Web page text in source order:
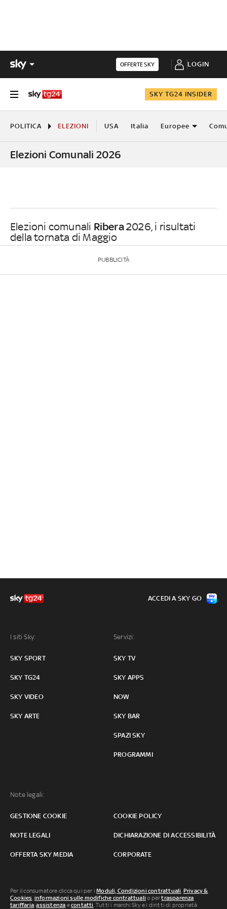
OFFERTE SKY LOGIN
SKY TG24 INSIDER
POLITICA ELEZIONI USA Italia Europee
Elezioni Comunali 2026
Elezioni comunali Ribera2026, i risultati
della tornata di Maggio
PUBBLICITÀ
I siti Sky:
SKY SPORT
SKY TG24
SKY VIDEO
SKY ARTE
Servizi:
SKY TV
SKY APPS
NOW
SKY BAR
SPAZI SKY
PROGRAMMI
Note legali:
GESTIONE COOKIE COOKIE POLICY
NOTE LEGALI DICHIARAZIONE DI ACCESSIBILITÀ
OFFERTA SKY MEDIA CORPORATE
ACCEDI A SKY GO
Per il consumatore clicca qui per iModuli, Condizioni contrattuali, Privacy &
Cookies, informazioni sulle modifiche contrattuali o pertrasparenza
tariffaria,assistenza econtatti. Tutti i marchi Sky e i diritti di proprietà